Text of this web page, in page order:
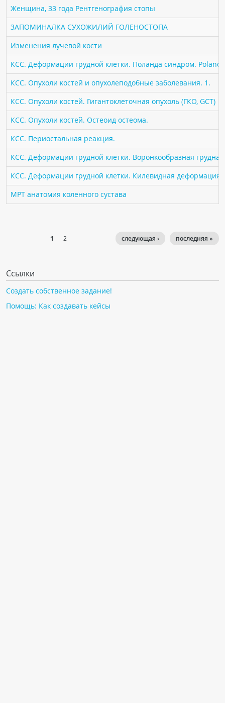
Где пройти обследование
Компьютерная томография (КТ)
Магнитно-резонансная томография (МРТ)
Спросить врача
ПОМОЩЬ
Женщина, 33 года Рентгенография стопы
ЗАПОМИНАЛКА СУХОЖИЛИЙ ГОЛЕНОСТОПА
Изменения лучевой кости
КСС. Деформации грудной клетки. Поланда синдром. Poland
КСС. Опухоли костей и опухолеподобные заболевания. 1.
КСС. Опухоли костей. Гигантоклеточная опухоль (ГКО, GCT)
КСС. Опухоли костей. Остеоид остеома.
КСС. Периостальная реакция.
КСС. Деформации грудной клетки. Воронкообразная
КСС. Деформации грудной клетки. Килевидная деформация
МРТ анатомия коленного сустава
1 2 последняя »
следующая ›
Ссылки
Создать собственное задание!
Помощь: Как создавать кейсы